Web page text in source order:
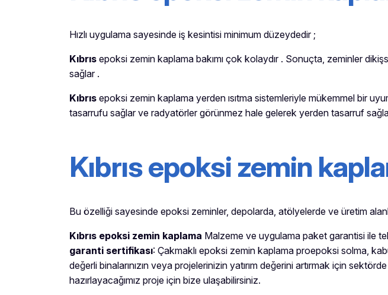
Hızlı uygulama sayesinde iş kesintisi minimum düzeydedir ;
Kıbrısepoksi zemin kaplama bakımı çok kolaydır . Sonuçta, zeminler
sağlar .
Kıbrısepoksi zemin kaplama yerden ısıtma sistemleriyle mükemmel bir
tasarrufu sağlar ve radyatörler görünmez hale gelerek yerden tasarruf
Kıbrısepoksi zemin
Bu özelliği sayesinde epoksi zeminler, depolarda, atölyelerde ve üretim
Kıbrıs epoksi zemin kaplama Malzeme ve uygulama paket garantisi ile
garanti sertifikası: Çakmaklı epoksi zemin kaplama proepoksi solma,
değerli binalarınızın veya projelerinizin yatırım değerini artırmak için
hazırlayacağımız proje için bize ulaşabilirsiniz.